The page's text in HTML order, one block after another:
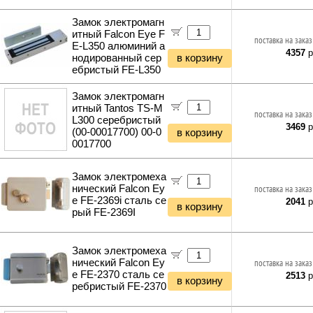
Замок электромагн
итный Falcon Eye F
E-L350 алюминий а
нодированный сер
ебристый FE-L350
в корзину
поставка на
4357
Замок электромагн
итный Tantos TS-M
L300 серебристый
(00-00017700) 00-0
0017700
в корзину
поставка на
3469
Замок электромеха
нический Falcon Ey
e FE-2369i сталь се
рый FE-2369I
в корзину
поставка на
2041
Замок электромеха
нический Falcon Ey
e FE-2370 сталь се
ребристый FE-2370
в корзину
поставка на
2513